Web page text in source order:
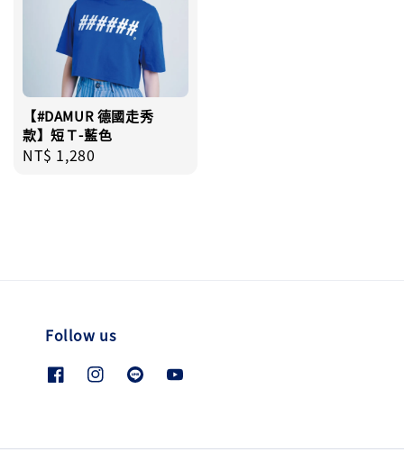
【#DAMUR 德國走秀
款】短Ｔ-藍色
Regular
NT$ 1,280
Follow us